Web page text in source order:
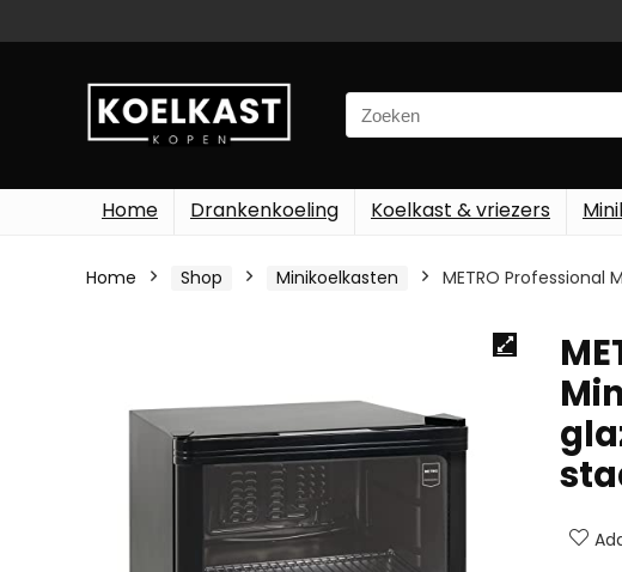
Search
for:
Home Drankenkoeling Koelkast & vriezers
Home Shop Minikoelkasten METRO